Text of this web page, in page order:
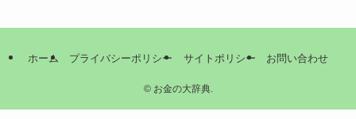
ホーム プライバシーポリシー サイトポリシー お問い合わせ
©お金の大辞典.